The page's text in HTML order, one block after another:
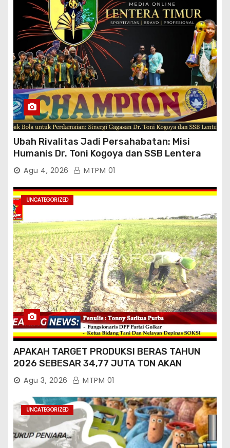
Ubah Rivalitas Jadi Persahabatan: Misi
Humanis Dr. Toni Kogoya dan SSB Lentera
TimurAgu 4, 2026 MTPM 01
UNCATEGORIZED
APAKAH TARGET PRODUKSI BERAS TAHUN
2026 SEBESAR 34,77 JUTA TON AKAN
TERCAPAI ?
Agu 3, 2026 MTPM 01
UNCATEGORIZED